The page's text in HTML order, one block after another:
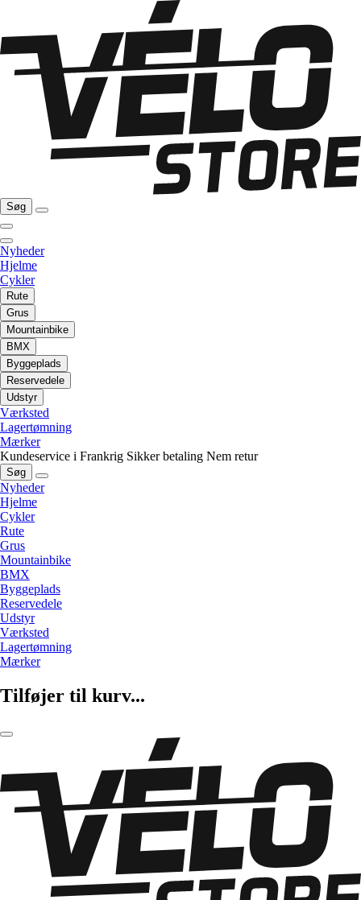
Søg
Nyheder
Hjelme
Cykler
Rute
Grus
Mountainbike
BMX
Byggeplads
Reservedele
Udstyr
Værksted
Lagertømning
Mærker
Kundeservice i Frankrig Sikker betaling Nem retur
Søg
Nyheder
Hjelme
Cykler
Rute
Grus
Mountainbike
BMX
Byggeplads
Reservedele
Udstyr
Værksted
Lagertømning
Mærker
Tilføjer til kurv...